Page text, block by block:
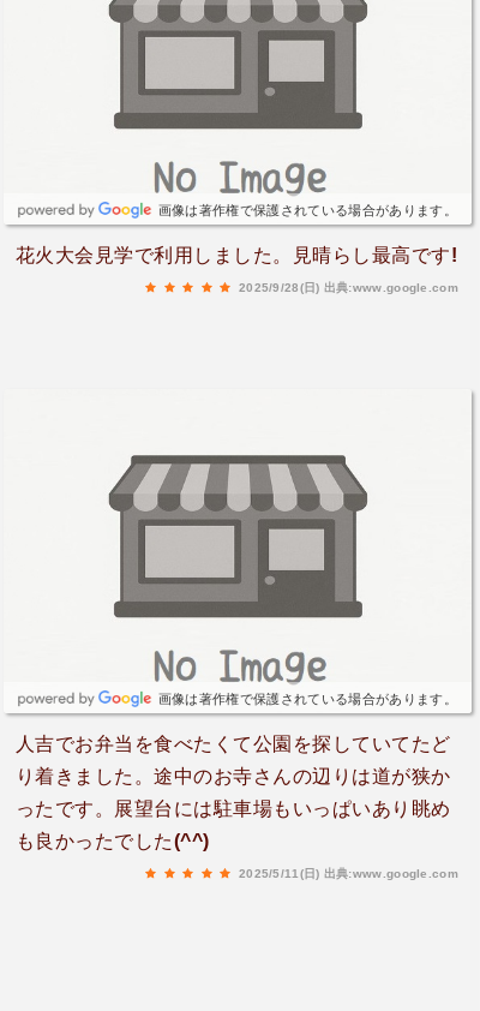
画像は著作権で保護されている場合があります。
花火大会見学で利用しました。見晴らし最高です!
2025/9/28(日) 出典:www.google.com
画像は著作権で保護されている場合があります。
人吉でお弁当を食べたくて公園を探していてたど
り着きました。途中のお寺さんの辺りは道が狭か
ったです。展望台には駐車場もいっぱいあり眺め
も良かったでした(^^)
2025/5/11(日) 出典:www.google.com